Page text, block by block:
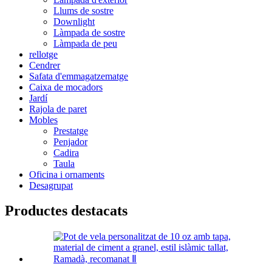
Llums de sostre
Downlight
Làmpada de sostre
Làmpada de peu
rellotge
Cendrer
Safata d'emmagatzematge
Caixa de mocadors
Jardí
Rajola de paret
Mobles
Prestatge
Penjador
Cadira
Taula
Oficina i ornaments
Desagrupat
Productes destacats